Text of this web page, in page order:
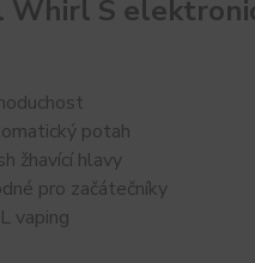
S
potah
žhavící hlavy
pro začátečníky
vaping